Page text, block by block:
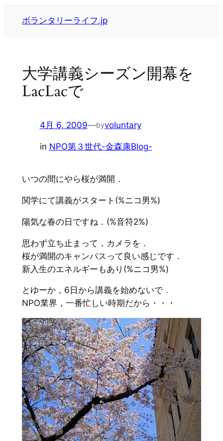
ボランタリーライフ.jp
大学講義シーズン開幕を
LacLacで
4月 6, 2009—byvoluntary
in NPO第３世代-金森康Blog-
いつの間にやら桜が満開．
関学にて講義がスタート(%ニコ男%)
陽気な春の日ですね．(%音符2%)
思わず立ち止まって，カメラを．
桜が満開のキャンパスって良い感じです．
新入生のエネルギーもあり(%ニコ男%)
とゆーか，6日から講義を始めないで．
NPO業界，一番忙しい時期だから・・・